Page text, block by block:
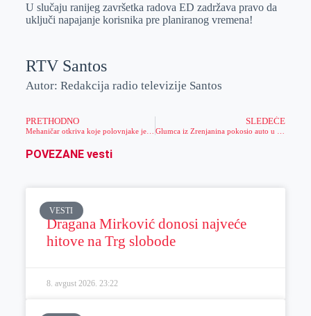
U slučaju ranijeg završetka radova ED zadržava pravo da
uključi napajanje korisnika pre planiranog vremena!
RTV Santos
Autor: Redakcija radio televizije Santos
PRETHODNO
Mehaničar otkriva koje polovnjake je najbolje kupiti, ako želite odličan motor
SLEDEĆE
POVEZANE vesti
VESTI
Dragana Mirković donosi najveće
hitove na Trg slobode
8. avgust 2026. 23:22